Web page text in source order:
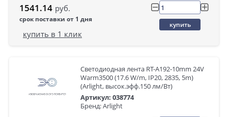
1541.14 руб.
срок поставки от 1 дня
купить
купить в 1 клик
Светодиодная лента RT-A192-10mm 24V
Warm3500 (17.6 W/m, IP20, 2835, 5m)
(Arlight, высок.эфф.150 лм/Вт)
Артикул: 038774
Бренд: Arlight